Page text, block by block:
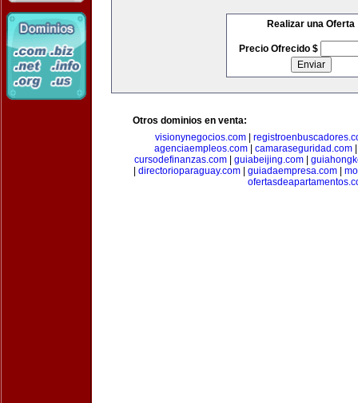
Realizar una Oferta
Precio Ofrecido $
Otros dominios en venta:
visionynegocios.com|
agenciaempleos.com| camaraseguridad.com
cursodefinanzas.com| guiabeijing.com|
directorioparaguay.com| guiadaempresa.com|